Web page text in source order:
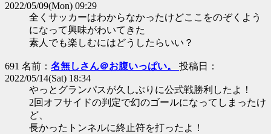
2022/05/09(Mon) 09:29
全くサッカーはわからなかったけどここをのぞくよう
になって興味がわいてきた
素人でも楽しむにはどうしたらいい？
691 名前： 名無しさん＠お腹いっぱい。 投稿日：
2022/05/14(Sat) 18:34
やっとグランパスが久しぶりに公式戦勝利したよ！
2回オフサイドの判定で幻のゴールになってしまったけ
ど、
長かったトンネルに終止符を打ったよ！